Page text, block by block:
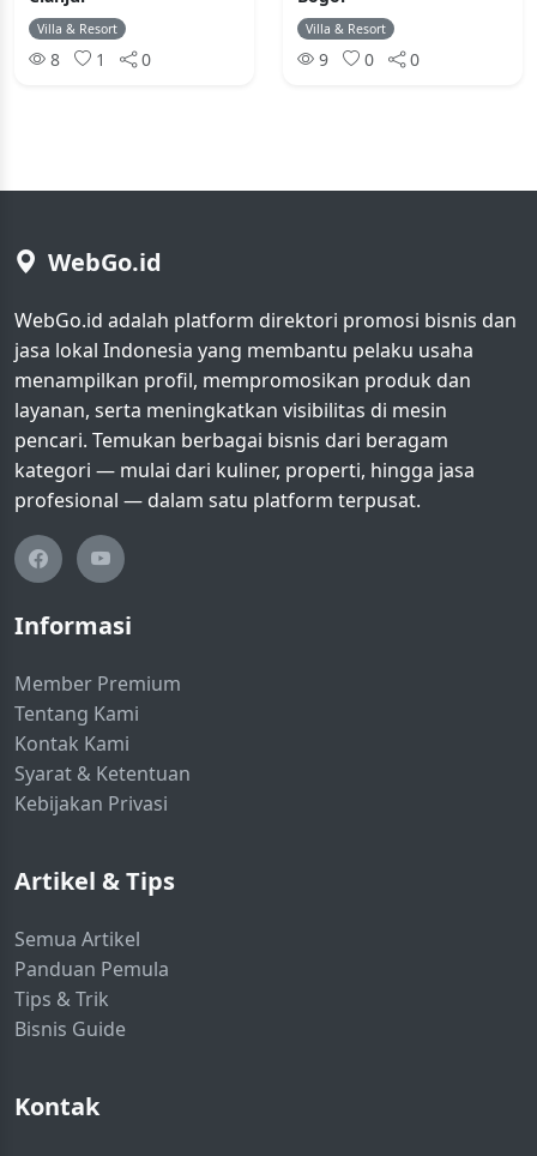
Villa & Resort
8 1 0
Villa & Resort
9 0 0
WebGo.id
WebGo.id adalah platform direktori promosi bisnis dan
jasa lokal Indonesia yang membantu pelaku usaha
menampilkan profil, mempromosikan produk dan
layanan, serta meningkatkan visibilitas di mesin
pencari. Temukan berbagai bisnis dari beragam
kategori — mulai dari kuliner, properti, hingga jasa
profesional — dalam satu platform terpusat.
Informasi
Member Premium
Tentang Kami
Kontak Kami
Syarat & Ketentuan
Kebijakan Privasi
Artikel & Tips
Semua Artikel
Panduan Pemula
Tips & Trik
Bisnis Guide
Kontak